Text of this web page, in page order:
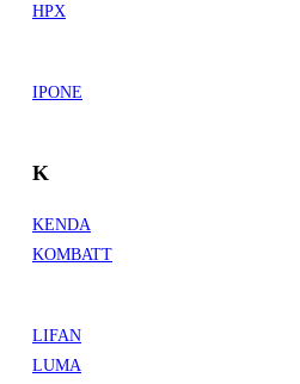
HPX
IPONE
K
KENDA
KOMBATT
LIFAN
LUMA